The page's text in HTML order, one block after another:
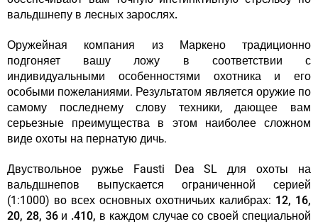
вальдшнепу в лесных зарослях.
Оружейная компания из Маркено традиционно
подгоняет вашу ложу в соответствии с
индивидуальными особенностями охотника и его
особыми пожеланиями. Результатом является оружие по
самому последнему слову техники,дающее вам
серьезные преимущества в этом наиболее сложном
виде охоты на пернатую дичь.
Двуствольное ружье Fausti Dea SL для охоты на
вальдшнепов выпускается ограниченной серией
(1:1000) во всех основных охотничьих калибрах: 12, 16,
20, 28, 36 и .410, в каждом случае со своей специальной